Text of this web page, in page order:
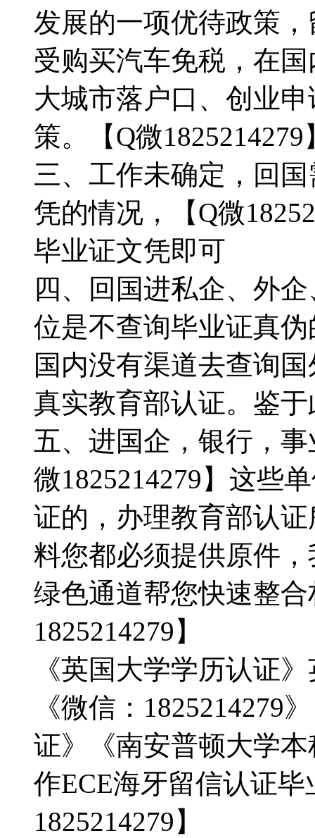
发展的一项优待政策
受购买汽车免税，在
大城市落户口、创业
策。【Q微1825214279
三、工作未确定，回
凭的情况，【Q微
毕业证文凭即可
四、回国进私企、外
位是不查询毕业证真伪
国内没有渠道去查询
真实教育部认证。鉴
五、进国企，银行，
微1825214279】这些
证的，办理教育部认
料您都必须提供原件
绿色通道帮您快速整
1825214279】
《英国大学学历认证
《微信：1825214279
证》《南安普顿大学
作ECE海牙留信认证
1825214279】